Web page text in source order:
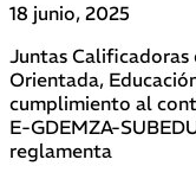
18 junio, 2025
Juntas Calificadoras
Orientada,
cumplimiento al
E-GDEMZA-
reglamenta